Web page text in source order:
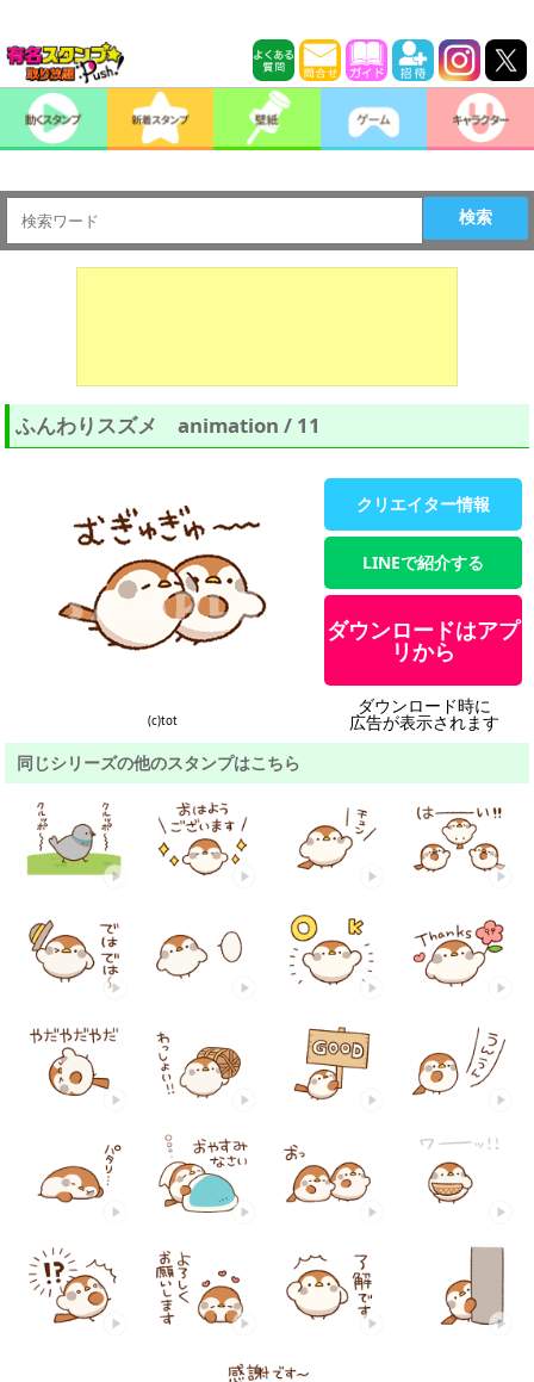
検索
ふんわりスズメ animation / 11
(c)tot
クリエイター情報
LINEで紹介する
ダウンロードはアプ
リから
ダウンロード時に
広告が表示されます
同じシリーズの他のスタンプはこちら